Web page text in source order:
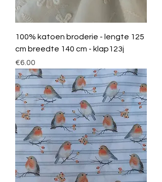
100% katoen broderie - lengte 125
cm breedte 140 cm - klap123j
Price
€6.00